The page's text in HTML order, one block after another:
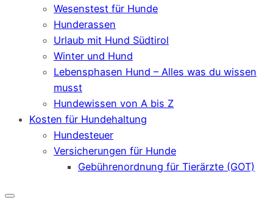
Wesenstest für Hunde
Hunderassen
Urlaub mit Hund Südtirol
Winter und Hund
Lebensphasen Hund – Alles was du wissen
musst
Hundewissen von A bis Z
Kosten für Hundehaltung
Hundesteuer
Versicherungen für Hunde
Gebührenordnung für Tierärzte (GOT)